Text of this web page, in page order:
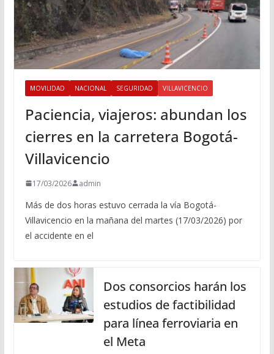
MOVILIDAD NACIONAL SEGURIDAD VILLAVICENCIO
Paciencia, viajeros: abundan los
cierres en la carretera Bogotá-
Villavicencio
17/03/2026 admin
Más de dos horas estuvo cerrada la vía Bogotá-
Villavicencio en la mañana del martes (17/03/2026) por
el accidente en el
Dos consorcios harán los
estudios de factibilidad
para línea ferroviaria en
el Meta